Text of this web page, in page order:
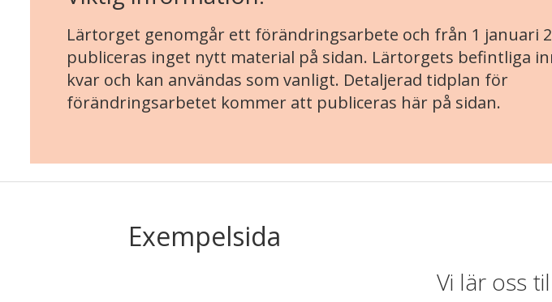
Lärtorget genomgår ett förändringsarbete och från 1 januari
publiceras inget nytt material på sidan. Lärtorgets befintliga
kvar och kan användas som vanligt. Detaljerad tidplan för
förändringsarbetet kommer att publiceras här på sidan.
Exempelsida
Vi lär oss